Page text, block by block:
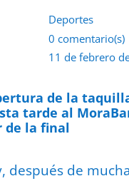
Deportes
0 comentario(s)
11 de febrero
de la
tarde al
de la final
después de